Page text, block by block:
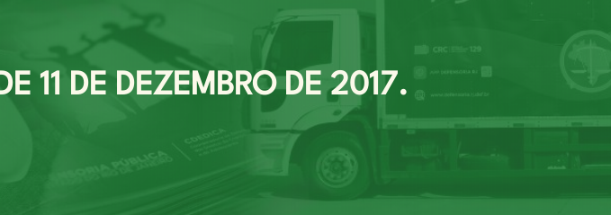
11 DE DEZEMBRO DE 2017.